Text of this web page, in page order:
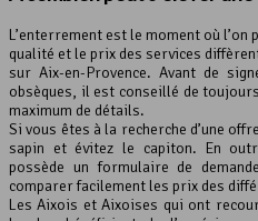
L’enterrement est le moment où
qualité et le prix des services diffèrent
sur Aix-en-Provence. Avant de
obsèques, il est conseillé de
maximum de détails.
Si vous êtes à la recherche d’une
sapin et évitez le capiton. En
possède un formulaire de
comparer facilement les prix des
Les Aixois et Aixoises qui ont